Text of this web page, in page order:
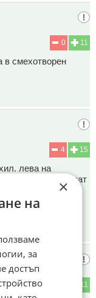
11
0
в смехотворен
15
4
лева на
ми заповядат
11
×
на
за
достъп